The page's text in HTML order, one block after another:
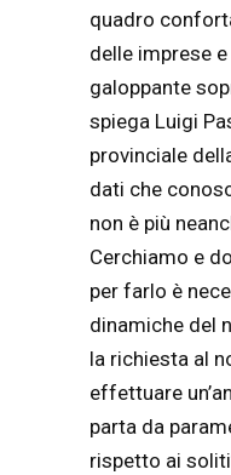
quadro
delle imprese
galoppante
spiega Luigi
provinciale
dati che
non è più
Cerchiamo e
per farlo è
dinamiche del
la richiesta al
effettuare
parta da
rispetto ai